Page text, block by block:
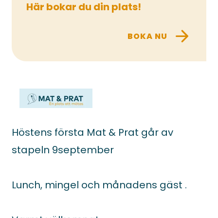
Höstens första Mat & Prat går av
stapeln 9september
Lunch, mingel och månadens gäst .
Här bokar du din plats!
BOKA NU arrow_forward